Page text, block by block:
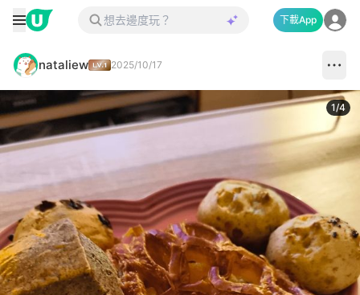
下載App
nataliew 2025/10/17
1/4